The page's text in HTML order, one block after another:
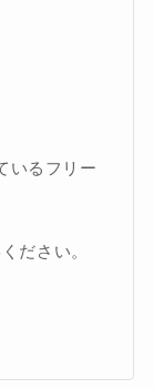
いるフリー
ださい。